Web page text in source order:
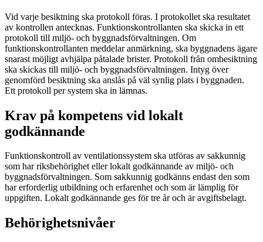
Vid varje besiktning ska protokoll föras. I protokollet ska resultatet
av kontrollen antecknas. Funktionskontrollanten ska skicka in ett
protokoll till miljö- och byggnadsförvaltningen. Om
funktionskontrollanten meddelar anmärkning, ska byggnadens ägare
snarast möjligt avhjälpa påtalade brister. Protokoll från ombesiktning
ska skickas till miljö- och byggnadsförvaltningen. Intyg över
genomförd besiktning ska anslås på väl synlig plats i byggnaden.
Ett protokoll per system ska in lämnas.
Krav på kompetens vid lokalt
godkännande
Funktionskontroll av ventilationssystem ska utföras av sakkunnig
som har riksbehörighet eller lokalt godkännande av miljö- och
byggnadsförvaltningen. Som sakkunnig godkänns endast den som
har erforderlig utbildning och erfarenhet och som är lämplig för
uppgiften. Lokalt godkännande ges för tre år och är avgiftsbelagt.
Behörighetsnivåer